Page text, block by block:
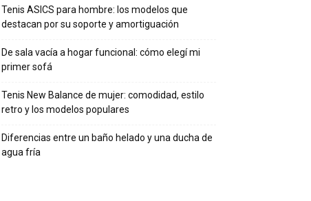
Tenis ASICS para hombre: los modelos que
destacan por su soporte y amortiguación
De sala vacía a hogar funcional: cómo elegí mi
primer sofá
Tenis New Balance de mujer: comodidad, estilo
retro y los modelos populares
Diferencias entre un baño helado y una ducha de
agua fría